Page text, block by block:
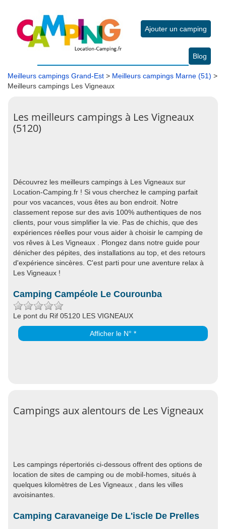
Ajouter un camping
Blog
Meilleurs campings Grand-Est > Meilleurs campings Marne (51) >
Meilleurs campings Les Vigneaux
Les meilleurs campings à Les Vigneaux
(5120)
Découvrez les meilleurs campings à Les Vigneaux sur
Location-Camping.fr ! Si vous cherchez le camping parfait
pour vos vacances, vous êtes au bon endroit. Notre
classement repose sur des avis 100% authentiques de nos
clients, pour vous simplifier la vie. Pas de chichis, que des
expériences réelles pour vous aider à choisir le camping de
vos rêves à Les Vigneaux . Plongez dans notre guide pour
dénicher des pépites, des installations au top, et des retours
d'expérience sincères. C'est parti pour une aventure relax à
Les Vigneaux !
Camping Campéole Le Courounba
Le pont du Rif 05120 LES VIGNEAUX
Afficher le N° *
Campings aux alentours de Les Vigneaux
Les campings répertoriés ci-dessous offrent des options de
location de sites de camping ou de mobil-homes, situés à
quelques kilomètres de Les Vigneaux , dans les villes
avoisinantes.
Camping Caravaneige De L'iscle De Prelles